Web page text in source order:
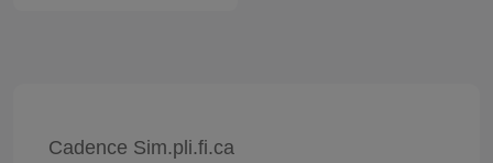
Cadence Sim.pli.fi.ca